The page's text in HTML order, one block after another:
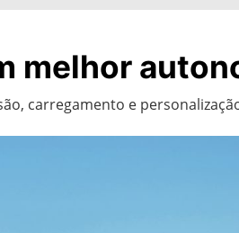
melhor
carregamento e